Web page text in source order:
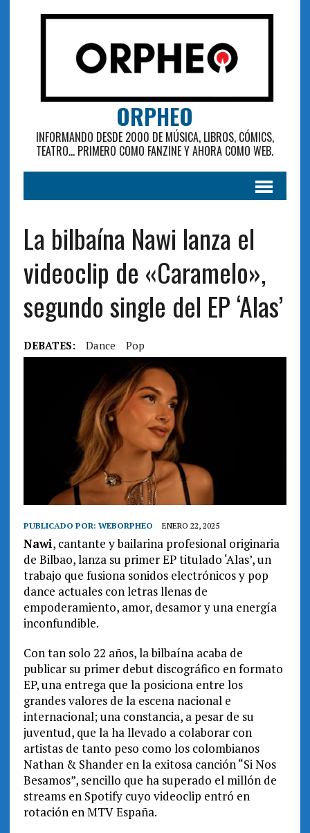
ORPHEO
INFORMANDO DESDE 2000 DE MÚSICA, LIBROS, CÓMICS,
TEATRO... PRIMERO COMO FANZINE Y AHORA COMO WEB.
La bilbaína Nawi lanza el
videoclip de «Caramelo»,
segundo single del EP ‘Alas’
DEBATES: Dance Pop
PUBLICADO POR: WEBORPHEO ENERO 22, 2025
Nawi, cantante y bailarina profesional originaria
de Bilbao, lanza su primer EP titulado ‘Alas’, un
trabajo que fusiona sonidos electrónicos y pop
dance actuales con letras llenas de
empoderamiento, amor, desamor y una energía
inconfundible.
Con tan solo 22 años, la bilbaína acaba de
publicar su primer debut discográfico en formato
EP, una entrega que la posiciona entre los
grandes valores de la escena nacional e
internacional; una constancia, a pesar de su
juventud, que la ha llevado a colaborar con
artistas de tanto peso como los colombianos
Nathan & Shander en la exitosa canción “Si Nos
Besamos”, sencillo que ha superado el millón de
streams en Spotify cuyo videoclip entró en
rotación en MTV España.